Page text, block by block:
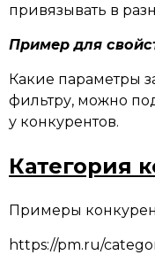
привязывать в
Пример для
Какие параметры
фильтру, можно
у конкурентов.
Категория
Примеры
https://pm.ru/